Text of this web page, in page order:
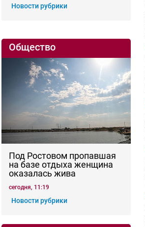
Новости рубрики
Общество
Под Ростовом пропавшая
на базе отдыха женщина
оказалась жива
сегодня, 11:19
Новости рубрики